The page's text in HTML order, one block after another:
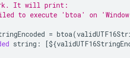
It will print:
to execute 'btoa' on
= btoa(
string : [${